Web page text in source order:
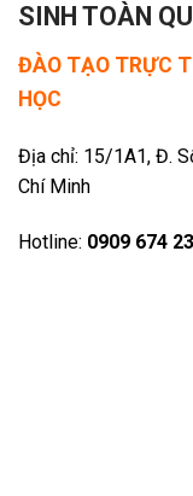
SINH TOÀN
ĐÀO TẠO TRỰC
HỌC
Địa chỉ: 15/1A1, Đ.
Chí Minh
Hotline: 0909 674